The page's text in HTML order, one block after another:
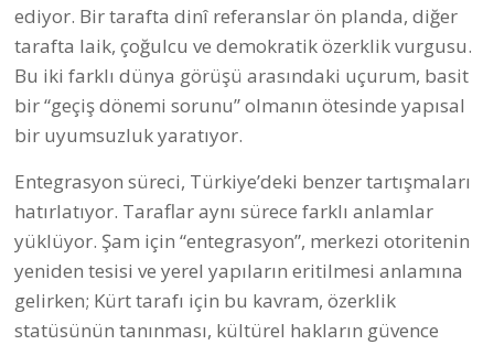
ediyor. Bir tarafta dinî referanslar ön planda, diğer
tarafta laik, çoğulcu ve demokratik özerklik vurgusu.
Bu iki farklı dünya görüşü arasındaki uçurum, basit
bir “geçiş dönemi sorunu” olmanın ötesinde yapısal
bir uyumsuzluk yaratıyor.
Entegrasyon süreci, Türkiye’deki benzer tartışmaları
hatırlatıyor. Taraflar aynı sürece farklı anlamlar
yüklüyor. Şam için “entegrasyon”, merkezi otoritenin
yeniden tesisi ve yerel yapıların eritilmesi anlamına
gelirken; Kürt tarafı için bu kavram, özerklik
statüsünün tanınması, kültürel hakların güvence